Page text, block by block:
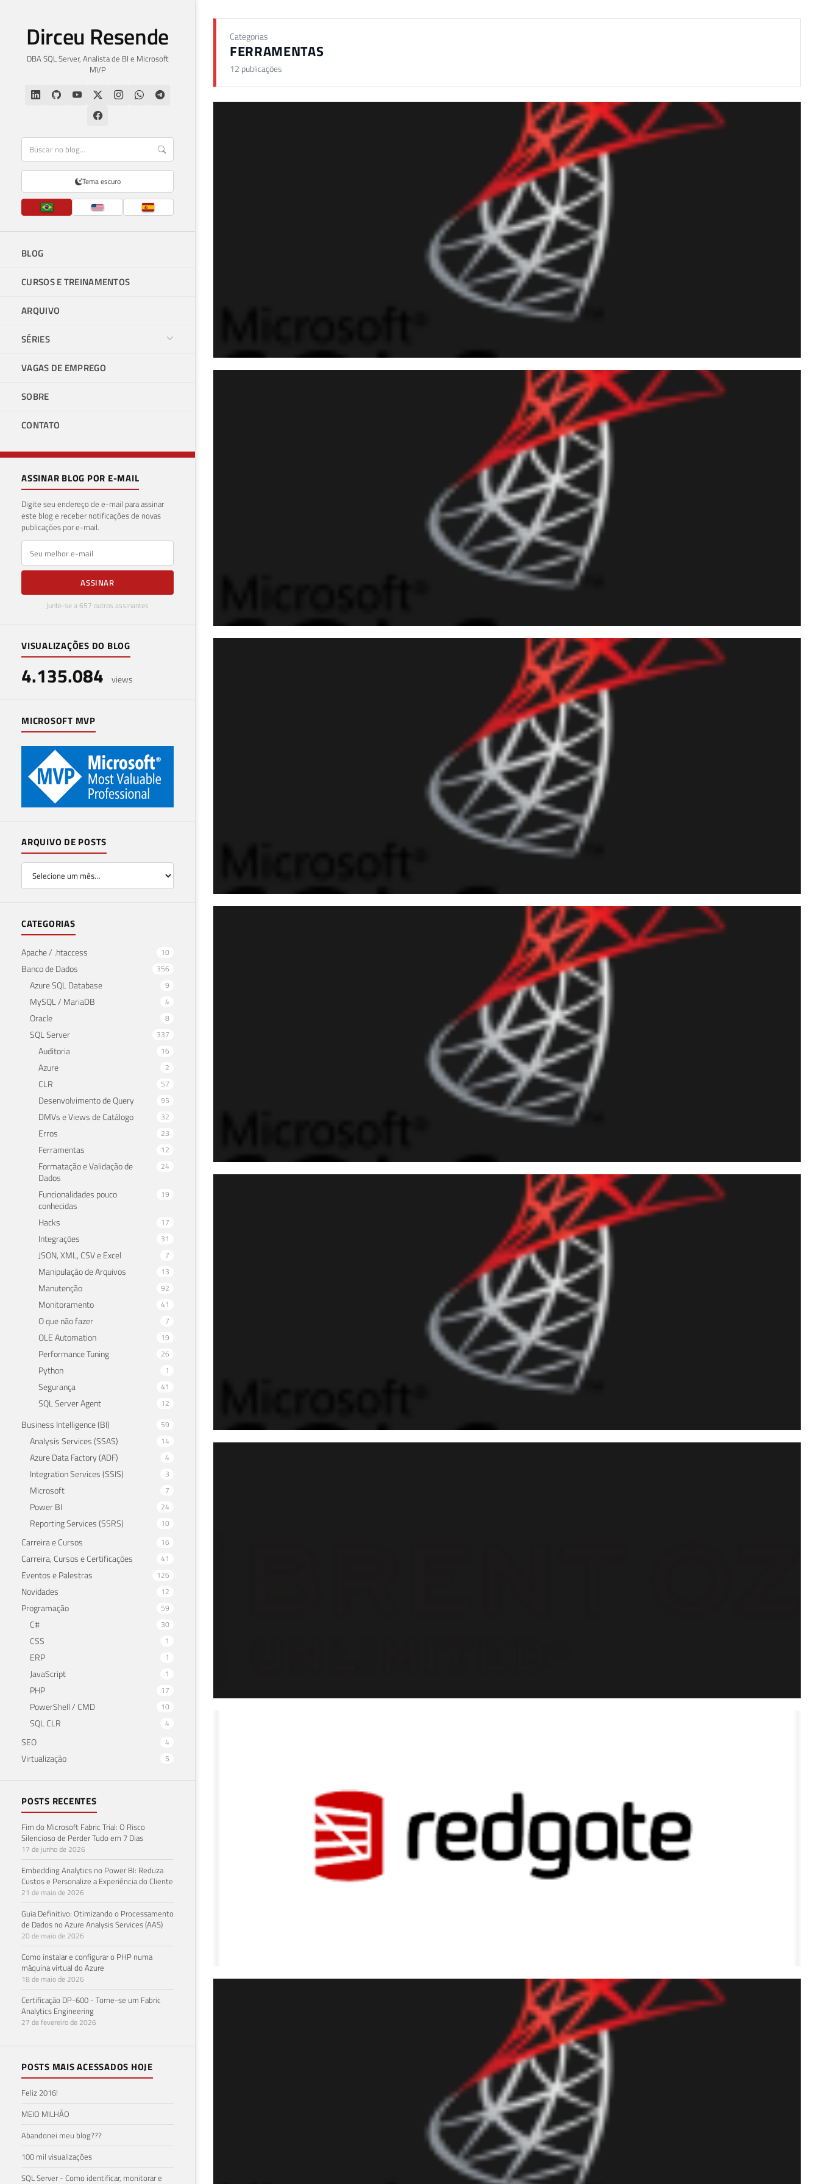
Dirceu Resende
DBA SQL Server, Analista de BI e Microsoft
MVP
Tema escuro
BLOG
CURSOS E TREINAMENTOS
ARQUIVO
SÉRIES
VAGAS DE EMPREGO
SOBRE
CONTATO
ASSINAR BLOG POR E-MAIL
Digite seu endereço de e-mail para assinar
este blog e receber notificações de novas
publicações por e-mail.
E-mail
ASSINAR
Junte-se a 657 outros assinantes
VISUALIZAÇÕES DO BLOG
4.135.084 views
MICROSOFT MVP
ARQUIVO DE POSTS
CATEGORIAS
Apache / .htaccess 10
Banco de Dados 356
Azure SQL Database 9
MySQL / MariaDB 4
Oracle 8
SQL Server 337
Auditoria 16
Azure 2
CLR 57
Desenvolvimento de Query 95
DMVs e Views de Catálogo 32
Erros 23
Ferramentas 12
Formatação e Validação de
Dados
24
Funcionalidades pouco
conhecidas
19
Hacks 17
Integrações 31
JSON, XML, CSV e Excel 7
Manipulação de Arquivos 13
Manutenção 92
Monitoramento 41
O que não fazer 7
OLE Automation 19
Performance Tuning 26
Python 1
Segurança 41
SQL Server Agent 12
Business Intelligence (BI) 59
Analysis Services (SSAS) 14
Azure Data Factory (ADF) 4
Integration Services (SSIS) 3
Microsoft 7
Power BI 24
Reporting Services (SSRS) 10
Carreira e Cursos 16
Carreira, Cursos e Certificações 41
Eventos e Palestras 126
Novidades 12
Programação 59
C# 30
CSS 1
ERP 1
JavaScript 1
PHP 17
PowerShell / CMD 10
SQL CLR 4
SEO 4
Virtualização 5
POSTS RECENTES
Fim do Microsoft Fabric Trial: O Risco
Silencioso de Perder Tudo em 7 Dias
17 de junho de 2026
Embedding Analytics no Power BI: Reduza
Custos e Personalize a Experiência do Cliente
21 de maio de 2026
Guia Definitivo: Otimizando o Processamento
de Dados no Azure Analysis Services (AAS)
20 de maio de 2026
Como instalar e configurar o PHP numa
máquina virtual do Azure
18 de maio de 2026
Certificação DP-600 - Torne-se um Fabric
Analytics Engineering
27 de fevereiro de 2026
POSTS MAIS ACESSADOS HOJE
Feliz 2016!
MEIO MILHÃO
Abandonei meu blog???
100 mil visualizações
SQL Server - Como identificar, monitorar e
Categorias
FERRAMENTAS
12 publicações
Ferramentas para SQL Server que todo DBA deveria
stpSecurity_Checklist - Best practices and security
SQL Server - Como melhorar a formatação da saída das
consultas combinadas com SET STATISTICS IO e TIME
SQL Operations Studio - O Management Studio 64 bits
rodando no Windows, Linux e Mac
SQL Server - Escreva T-SQL como um Ninja utilizando o